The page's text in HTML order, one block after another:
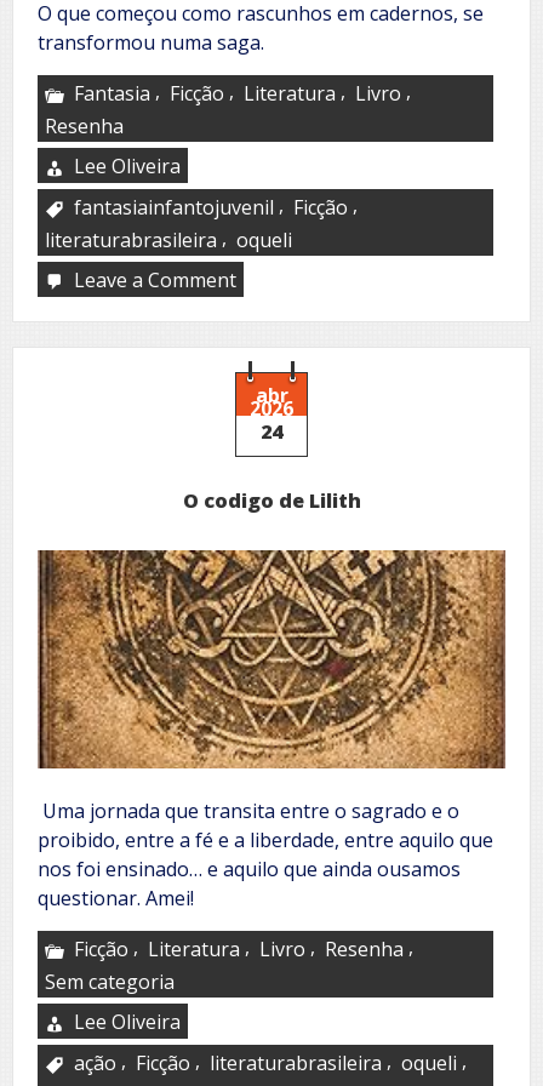
O que começou como rascunhos em cadernos, se
transformou numa saga.
Fantasia , Ficção , Literatura , Livro ,
Resenha
Lee Oliveira
fantasiainfantojuvenil , Ficção ,
literaturabrasileira , oqueli
Leave a Commenton
Caterluci
e
o
Livro
dos
Desejos
abr
2026
24
O codigo de Lilith
Uma jornada que transita entre o sagrado e o
proibido, entre a fé e a liberdade, entre aquilo que
nos foi ensinado… e aquilo que ainda ousamos
questionar. Amei!
Ficção , Literatura , Livro , Resenha ,
Sem categoria
Lee Oliveira
ação , Ficção , literaturabrasileira , oqueli ,